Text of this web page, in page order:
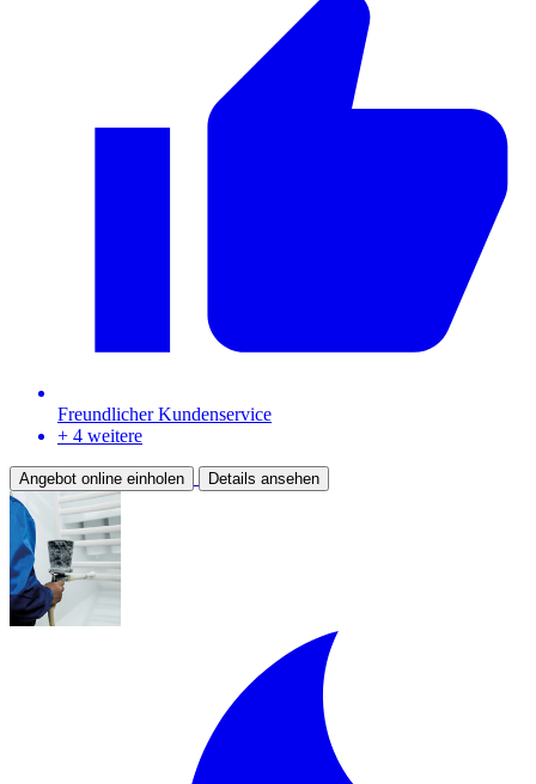
Freundlicher Kundenservice
+ 4 weitere
Angebot online einholen Details ansehen